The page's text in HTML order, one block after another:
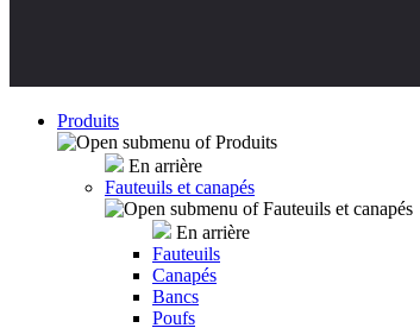
Produits
En arrière
Fauteuils et canapés
En arrière
Fauteuils
Canapés
Bancs
Poufs